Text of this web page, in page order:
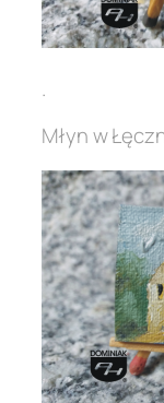
.
Młyn w